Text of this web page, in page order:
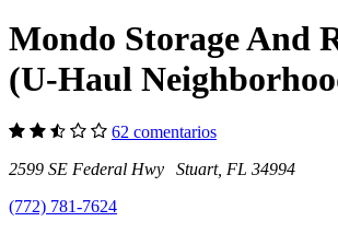
Mondo Storage And
(U-Haul
62 comentarios
2599 SE Federal Hwy Stuart, FL 34994
(772) 781-7624